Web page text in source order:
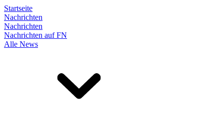
Startseite
Nachrichten
Nachrichten
Nachrichten auf FN
Alle News